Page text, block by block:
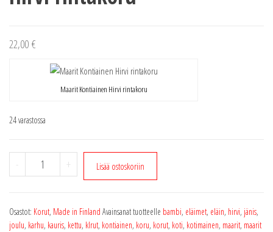
22,00 €
Maarit Kontiainen Hirvi rintakoru
24 varastossa
-
Hirvi
rintakoru
+ Lisää ostoskoriin
Osastot: Korut, Made in Finland Avainsanat tuotteelle bambi, eläimet, eläin, hirvi, jänis,
joulu, karhu, kauris, kettu, klrut, kontiainen, koru, korut, koti, kotimainen, maarit, maarit